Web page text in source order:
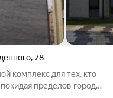
,78
комплекс для тех, кто
пределов города.